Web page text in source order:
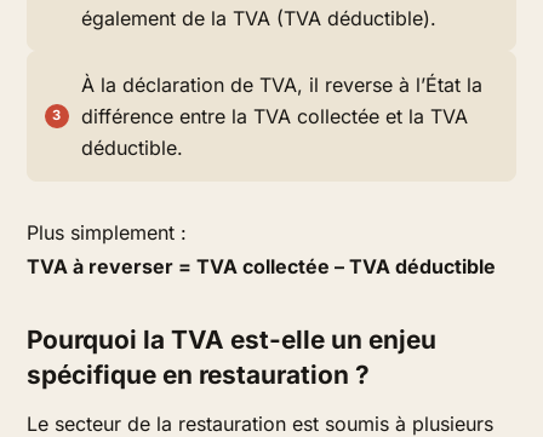
également de la TVA (TVA déductible).
À la déclaration de TVA, il reverse à l’État la
différence entre la TVA collectée et la TVA
déductible.
Plus simplement :
TVA à reverser = TVA collectée – TVA déductible
Pourquoi la TVA est-elle un enjeu
spécifique en restauration ?
Le secteur de la restauration est soumis à plusieurs